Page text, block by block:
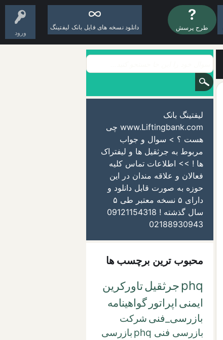
ورود
طرح پرسش دانلود نسخه های فایل بانک لیفتینگ
لیفتینگ بانک
www.Liftingbank.com چی
هست ؟ > سوال و جواب
مربوط به جرثقیل ها و لیفتراک
ها ! >> اطلاعات تماس کلیه
فعالان و علاقه مندان در این
حوزه به صورت قابل دانلود و
دارای ۵ نسخه معتبر طی ۵
سال گذشته ! 09121154318
02188930943
محبوب ترین برچسب ها
phqجرثقیلتاورکرین
ایمنی اپراتور گواهینامه
بازرسی_فنی شرکت
بازرسی فنی phq
بازرسی